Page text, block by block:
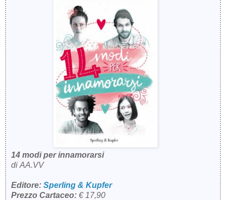
14 modi per innamorarsi
di AA.VV
Editore: Sperling & Kupfer
Prezzo Cartaceo: € 17,90